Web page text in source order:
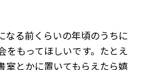
る前くらいの年頃のうちに
をもってほしいです。たとえ
室とかに置いてもらえたら嬉